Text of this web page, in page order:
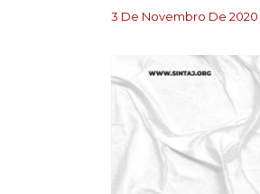
3 De Novembro De 2020